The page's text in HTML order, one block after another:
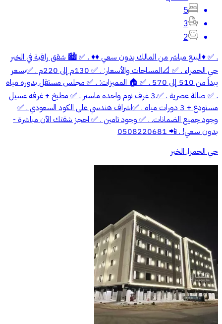
5
3
2
. ✅ ♦️البيع مباشر من المالك بدون سعي ♦️♦️ . ✅ 🏙️ شقق راقية في الخبر
حي الحمراء . ✅ 📐المساحات والأسعار: . ✅ 130م إلى 220م . ✅بسعر
يبدأ من 510 إلى 570 . ✅ 🏠 المميزات: . ✅ مجلس مستقل بدوره مياه
. ✅ صالة عصرية . ✅.3 غرف نوم واحده ماستر . ✅ مطبخ + غرفه غسيل
مستودع + 3 دورات مياه . ✅اشراف هندسي على الكود السعودي . ✅
وجود جميع الضمانات. . ✅ وجود تامين . ✅ احجز شقتك الآن مباشرة -
بدون سعي! . 📲 0508220681
حي الحمرا, الخبر